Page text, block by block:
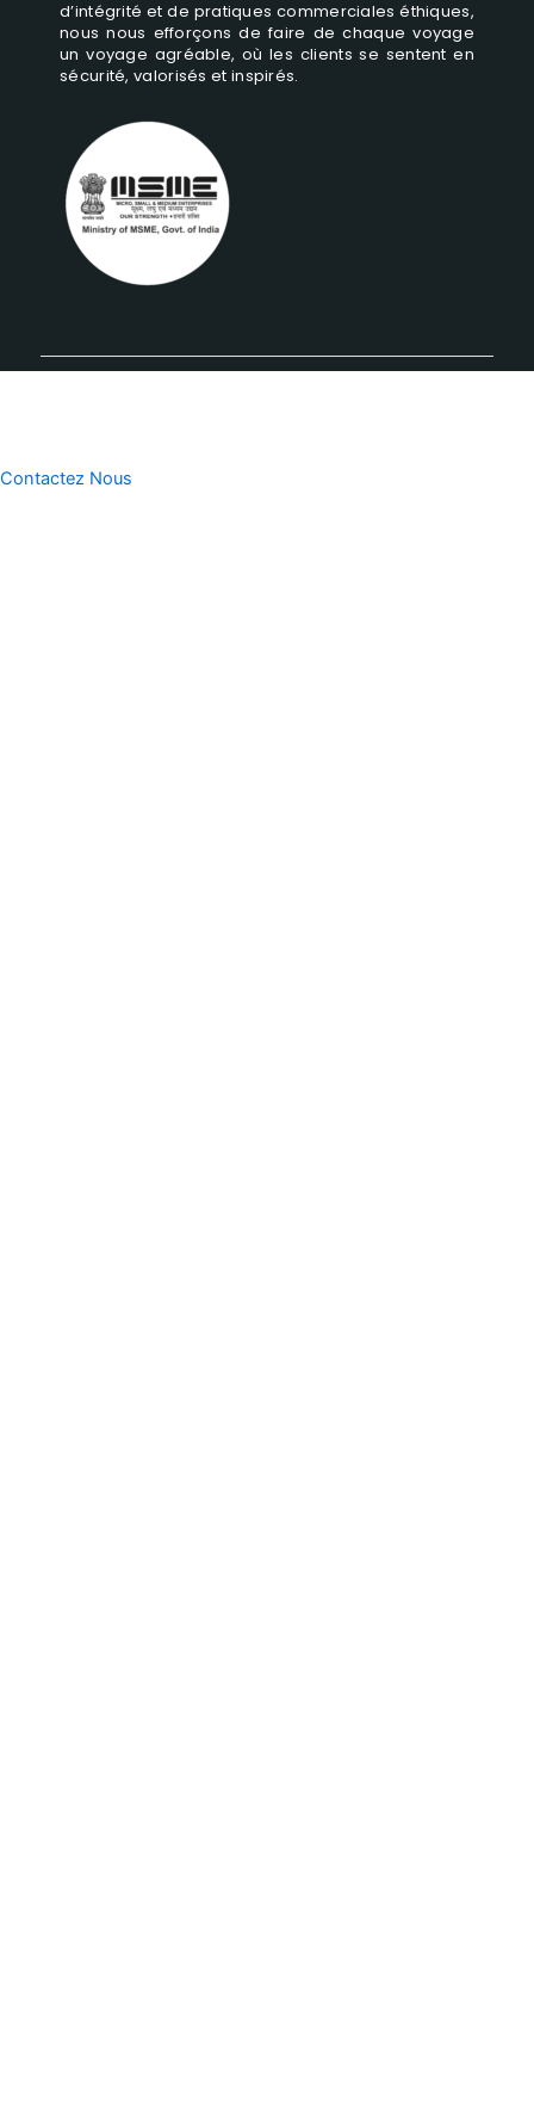
d’intégrité et de pratiques commerciales éthiques,
nous nous efforçons de faire de chaque voyage
un voyage agréable, où les clients se sentent en
sécurité, valorisés et inspirés.
Contactez Nous